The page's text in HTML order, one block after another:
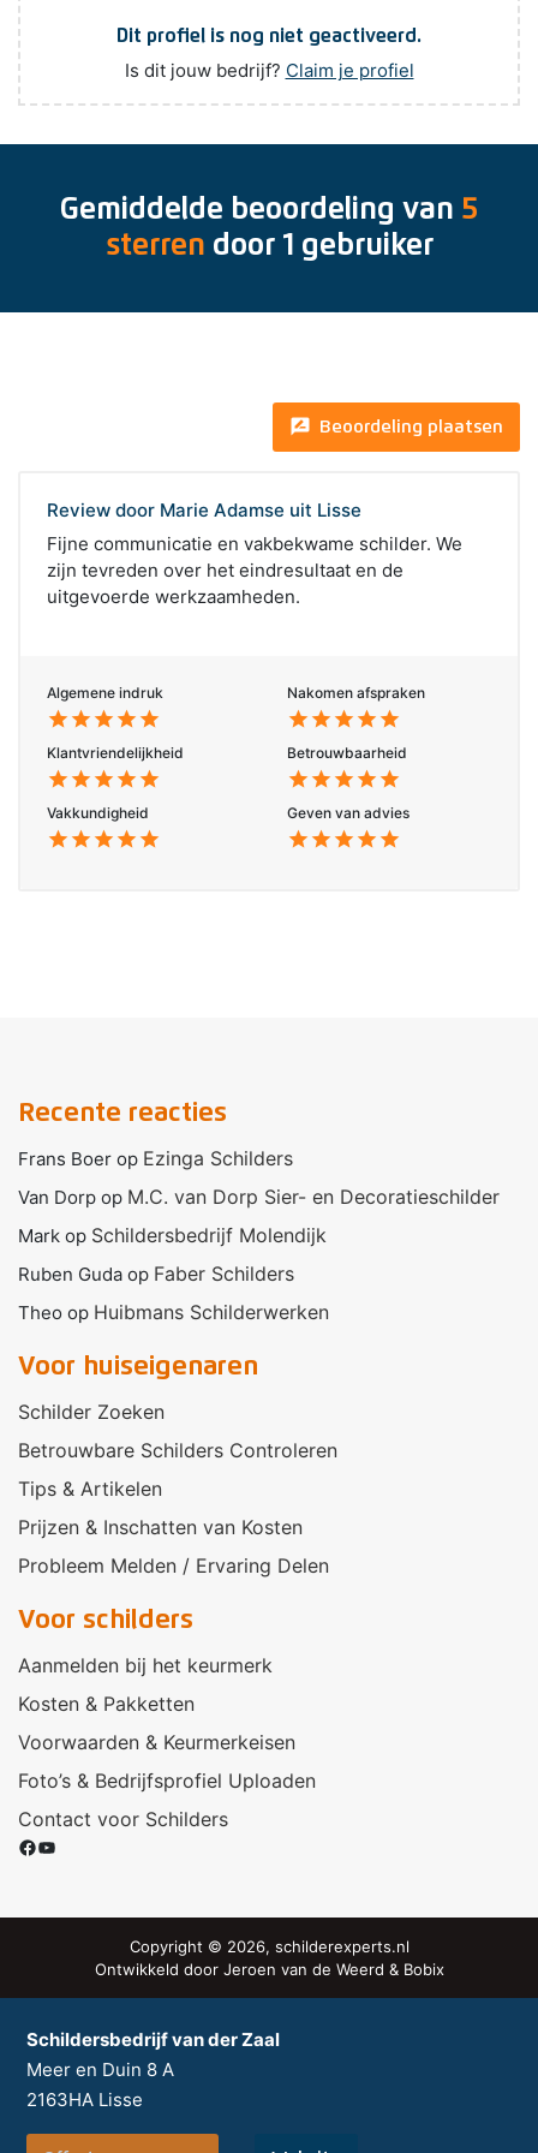
Schildersbedrijf van der Zaal
Meer en Duin 8 A
2163HA Lisse
Dit profiel is nog niet geactiveerd.
Is dit jouw bedrijf? Claim je profiel
Gemiddelde beoordeling van 5
sterren door 1 gebruiker
rate_review Beoordeling plaatsen
Review door Marie Adamse uit Lisse
Fijne communicatie en vakbekwame schilder. We
zijn tevreden over het eindresultaat en de
uitgevoerde werkzaamheden.
Algemene indruk
star star star star star
Nakomen afspraken
star star star star star
Klantvriendelijkheid
star star star star star
Betrouwbaarheid
star star star star star
Vakkundigheid
star star star star star
Geven van advies
star star star star star
Recente reacties
Frans Boer op Ezinga Schilders
Van Dorp op M.C. van Dorp Sier- en Decoratieschilder
Mark op Schildersbedrijf Molendijk
Ruben Guda op Faber Schilders
Theo op Huibmans Schilderwerken
Voor huiseigenaren
Schilder Zoeken
Betrouwbare Schilders Controleren
Tips & Artikelen
Prijzen & Inschatten van Kosten
Probleem Melden / Ervaring Delen
Voor schilders
Aanmelden bij het keurmerk
Kosten & Pakketten
Voorwaarden & Keurmerkeisen
Foto’s & Bedrijfsprofiel Uploaden
Contact voor Schilders
Facebook
YouTube
Copyright © 2026, schilderexperts.nl
Ontwikkeld door Jeroen van de Weerd & Bobix